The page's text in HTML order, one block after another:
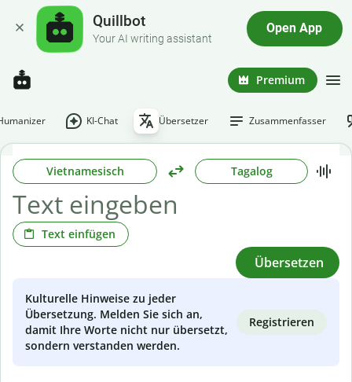
Quillbot
Your AI writing assistant
Open App
Premium
KI-Chat Übersetzer Zusammenfasser
Vietnamesisch Tagalog
Text einfügen
Übersetzen
Kulturelle Hinweise zu jeder
Übersetzung. Melden Sie sich an,
damit Ihre Worte nicht nur übersetzt,
sondern verstanden werden.
Registrieren